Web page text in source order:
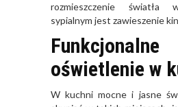
rozmieszczenie światła
sypialnym jest zawieszenie
Funkcjonalne
oświetlenie w
W kuchni mocne i jasne